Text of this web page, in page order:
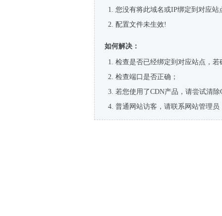
您没有将此域名或IP绑定到对应站
配置文件未生效!
如何解决：
检查是否已经绑定到对应站点，
检查端口是否正确；
若您使用了CDN产品，请尝试清除
普通网站访客，请联系网站管理员